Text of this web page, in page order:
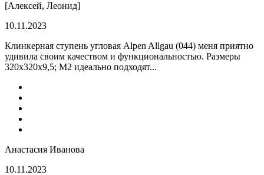
[Алексей, Леонид]
10.11.2023
Клинкерная ступень угловая Alpen Allgau (044) меня приятно
удивила своим качеством и функциональностью. Размеры
320x320x9,5; M2 идеально подходят...
Анастасия Иванова
10.11.2023